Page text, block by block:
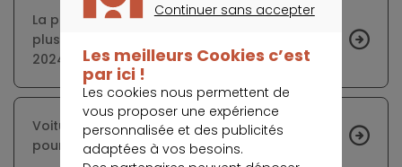
La production de prêts conso a progressé de
plus de 2 % au cours du premier trimestre
2024
Voitures électriques d’occasion : un bon plan
pour rouler vert et pas cher ?
Continuer sans accepter
Les meilleurs Cookies c’est
par ici !
Les cookies nous permettent de
vous proposer une expérience
personnalisée et des publicités
adaptées à vos besoins.